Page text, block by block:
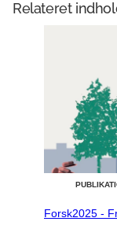
Relateret
Forsk2025 -